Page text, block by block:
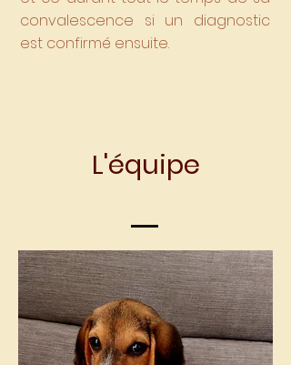
convalescence si un diagnostic
est confirmé ensuite.
L'équipe